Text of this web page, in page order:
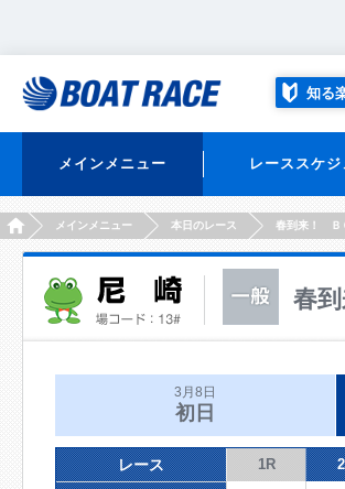
知る
メインメニュー レーススケ
HOMEメインメニュー 本日のレース 春到来！ Ｂ
春
3月8日
初日
レース 1R